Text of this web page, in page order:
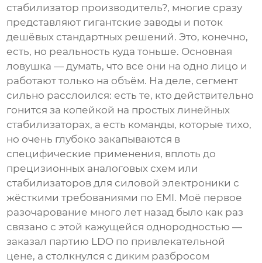
стабилизатор производитель?, многие сразу
представляют гигантские заводы и поток
дешёвых стандартных решений. Это, конечно,
есть, но реальность куда тоньше. Основная
ловушка — думать, что все они на одно лицо и
работают только на объём. На деле, сегмент
сильно расслоился: есть те, кто действительно
гонится за копейкой на простых линейных
стабилизаторах, а есть команды, которые тихо,
но очень глубоко закапываются в
специфические применения, вплоть до
прецизионных аналоговых схем или
стабилизаторов для силовой электроники с
жёсткими требованиями по EMI. Моё первое
разочарование много лет назад было как раз
связано с этой кажущейся однородностью —
заказал партию LDO по привлекательной
цене, а столкнулся с диким разбросом